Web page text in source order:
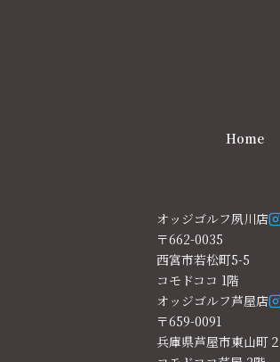
Home
オッジゴルフ夙川店
〒662-0035
西宮市若松町5-5
コモドココ 1階
オッジゴルフ芦屋店
〒659-0091
兵庫県芦屋市東山町